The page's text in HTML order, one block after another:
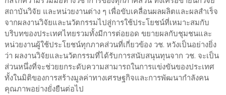
สถาบันวิจัย และหน่วยงานต่าง ๆ เพื่อขับเคลื่อนผลผลิตและผลสำเร็จ
จากผลงานวิจัยและนวัตกรรมไปสู่การใช้ประโยชน์ที่เหมาะสมกับ
บริบทของประเทศไทยรวมทั้งมีการต่อยอด ขยายผลกับชุมชนและ
หน่วยงานผู้ใช้ประโยชน์ทุกภาคส่วนที่เกี่ยวข้อง วช. หวังเป็นอย่างยิ่ง
ว่า ผลงานวิจัยและนวัตกรรมที่ได้รับการสนับสนุนทุนจาก วช. จะเป็น
ส่วนหนึ่งที่จะช่วยยกระดับความสามารถในการแข่งขันของประเทศ
ทั้งในมิติของการสร้างมูลค่าทางเศรษฐกิจและการพัฒนากำลังคน
คุณภาพอย่างยั่งยืนต่อไป